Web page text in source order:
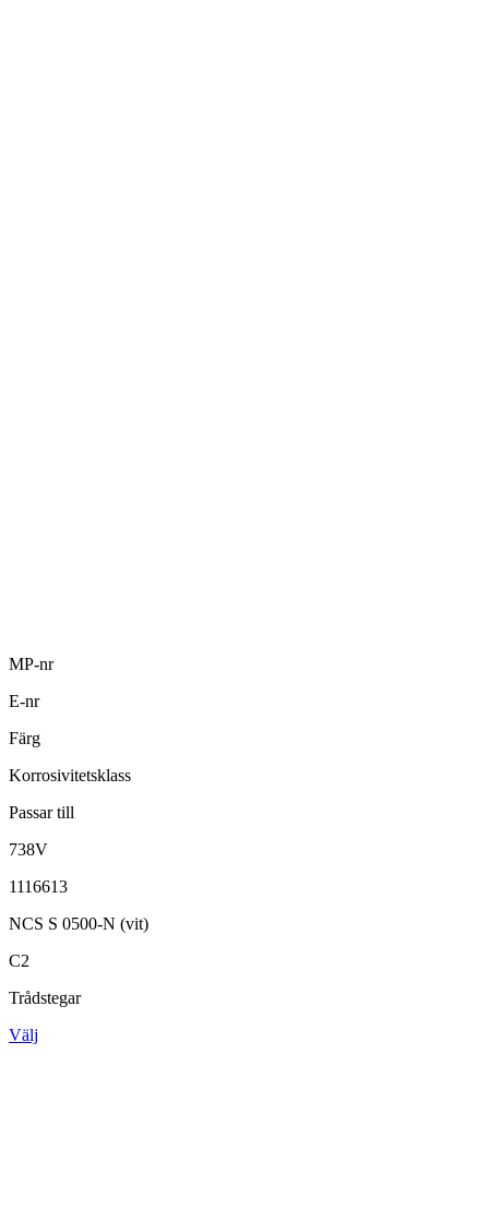
MP-nr
E-nr
Färg
Korrosivitetsklass
Passar till
738V
1116613
NCS S 0500-N (vit)
C2
Trådstegar
Välj